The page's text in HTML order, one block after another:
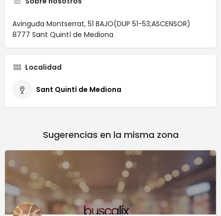
Avinguda Montserrat, 51 BAJO(DUP 51-53;ASCENSOR)
8777 Sant Quintí de Mediona
Localidad
Sant Quintí de Mediona
Sugerencias en la misma zona